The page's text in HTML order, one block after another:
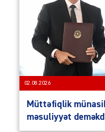
02.08.2026
Müttəfiqlik
məsuliyyət